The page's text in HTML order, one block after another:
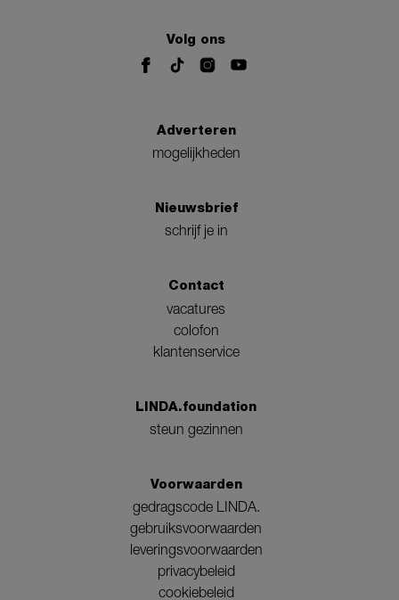
Volg ons
Adverteren
mogelijkheden
Nieuwsbrief
schrijf je in
Contact
vacatures
colofon
klantenservice
LINDA.foundation
steun gezinnen
Voorwaarden
gedragscode LINDA.
gebruiksvoorwaarden
leveringsvoorwaarden
privacybeleid
cookiebeleid